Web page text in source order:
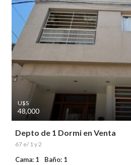
U$S
48,000
Depto de 1 Dormi en Venta
67 e/ 1 y 2
Cama: 1
Baño: 1